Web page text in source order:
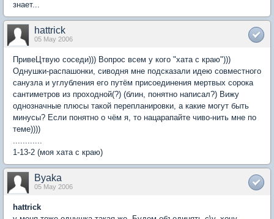
знает...
hattrick
05 May 2006
ПривеЦтвую соседи))) Вопрос всем у кого "хата с краю")))
Однушки-распашонки, сиводня мне подсказали идею совместного
санузла и углубления его путём присоединения мертвых сорока
сантиметров из проходной(?) (блин, понятно написал?) Вижу
однозначные плюсы такой перепланировки, а какие могут быть
минусы? Если понятно о чём я, то нацарапайте чиво-нить мне по
теме))))
1-13-2 (моя хата с краю)
Byaka
05 May 2006
hattrick